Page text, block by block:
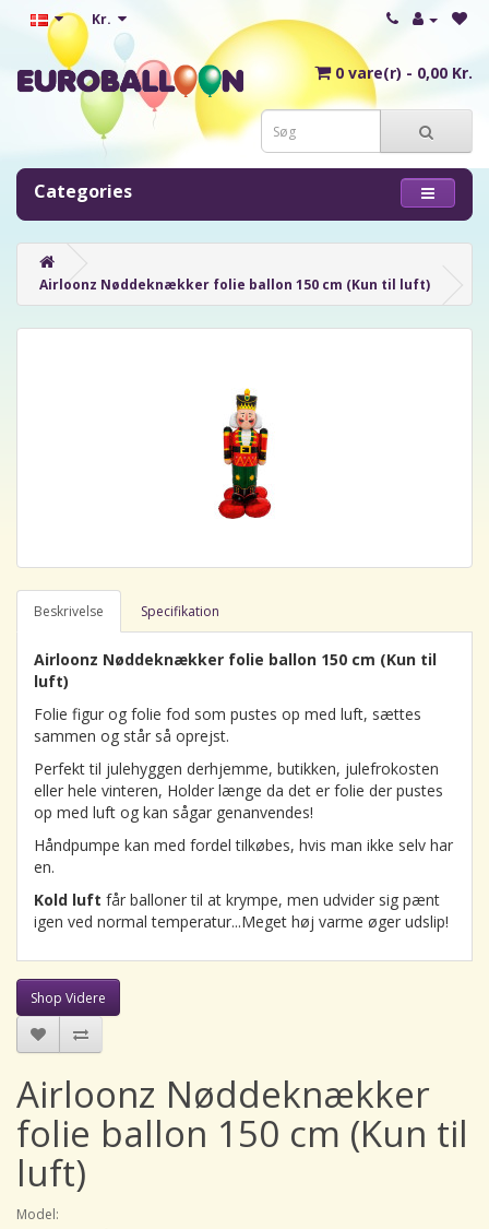
Kr.
0 vare(r) - 0,00 Kr.
Categories
Airloonz Nøddeknækker folie ballon 150 cm (Kun til luft)
Beskrivelse Specifikation
Airloonz Nøddeknækker folie ballon 150 cm (Kun til
luft)
Folie figur og folie fod som pustes op med luft, sættes
sammen og står så oprejst.
Perfekt til julehyggen derhjemme, butikken, julefrokosten
eller hele vinteren, Holder længe da det er folie der pustes
op med luft og kan sågar genanvendes!
Håndpumpe kan med fordel tilkøbes, hvis man ikke selv har
en.
Kold luft får balloner til at krympe, men udvider sig pænt
igen ved normal temperatur...Meget høj varme øger udslip!
Shop Videre
Airloonz Nøddeknækker
folie ballon 150 cm (Kun til
luft)
Model: